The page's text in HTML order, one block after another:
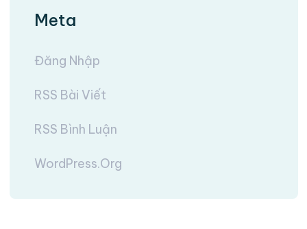
Meta
Đăng Nhập
RSS Bài Viết
RSS Bình Luận
WordPress.org